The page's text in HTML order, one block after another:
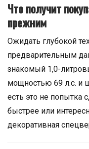
Что получит
прежним
Ожидать глубокой
предварительным
знакомый 1,0-
мощностью 69 л.с. и
есть это не попытка
быстрее или
декоративная